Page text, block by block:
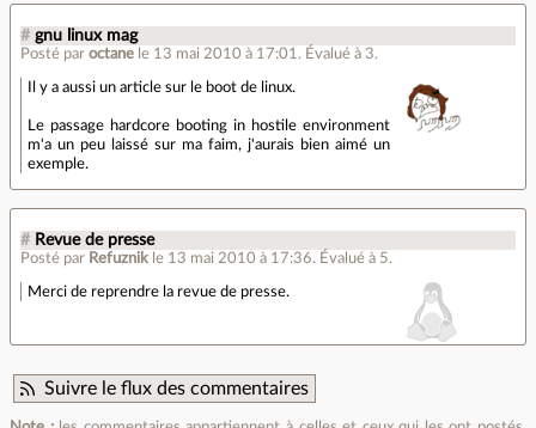
# gnu linux mag
Posté par octane le 13 mai 2010 à 17:01 . Évalué à 3.
Il y a aussi un article sur le boot de linux.
Le passage hardcore booting in hostile environment
m'a un peu laissé sur ma faim, j'aurais bien aimé un
exemple.
# Revue de presse
Posté par Refuznik le 13 mai 2010 à 17:36. Évalué à 5.
Merci de reprendre la revue de presse.
Suivre le flux des commentaires